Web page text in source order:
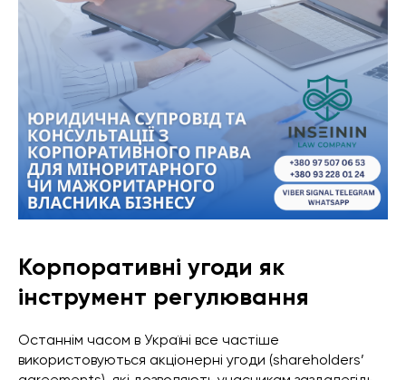
Корпоративні угоди як
інструмент регулювання
Останнім часом в Україні все частіше
використовуються акціонерні угоди (shareholders’